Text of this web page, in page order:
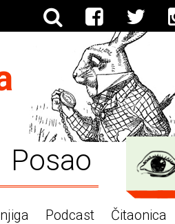
Posao
Podcast Čitaonica